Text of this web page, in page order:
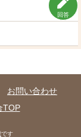
回答
お問い合わせ
TOP
です